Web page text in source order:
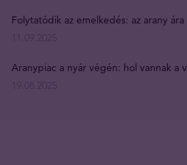
Folytatódik az emelkedés: az arany
Aranypiac a nyár végén: hol vannak a